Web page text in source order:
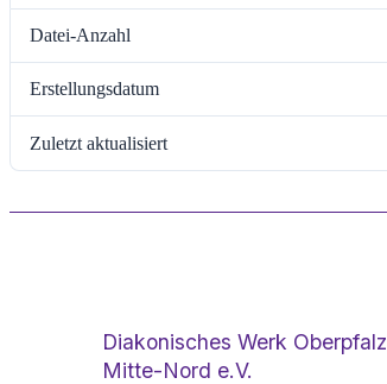
Datei-Anzahl
Erstellungsdatum
Zuletzt aktualisiert
Diakonisches Werk Oberpfalz
Mitte-Nord e.V.